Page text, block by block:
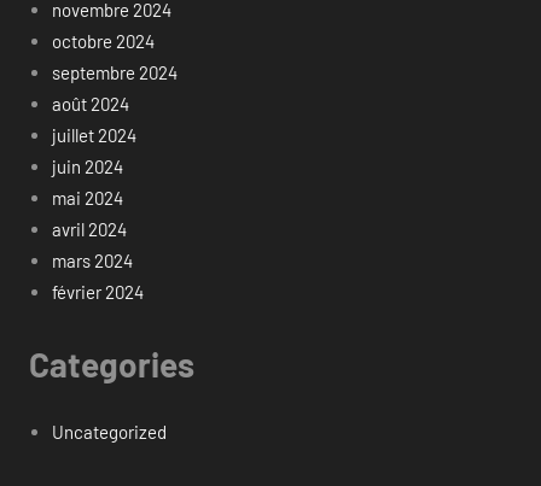
novembre 2024
octobre 2024
septembre 2024
août 2024
juillet 2024
juin 2024
mai 2024
avril 2024
mars 2024
février 2024
Categories
Uncategorized